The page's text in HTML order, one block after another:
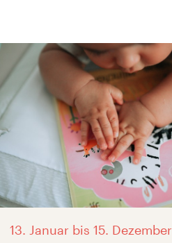
13. Januar bis 15. Dezember